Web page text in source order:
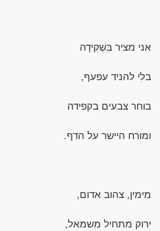
אני מציר בִּשְׁקִידָה
בלִי להניד עפעף,
בוחר צבעים בקפידה
ומורח היישר על הדף.
מימין, צהוב אדום,
ירוק מתחיל משמאל,